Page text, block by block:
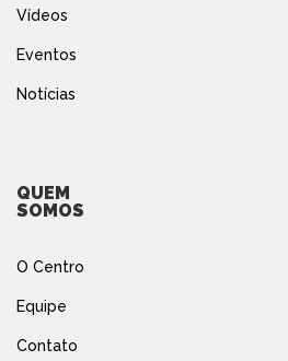
Vídeos
Eventos
Notícias
QUEM
SOMOS
O Centro
Equipe
Contato